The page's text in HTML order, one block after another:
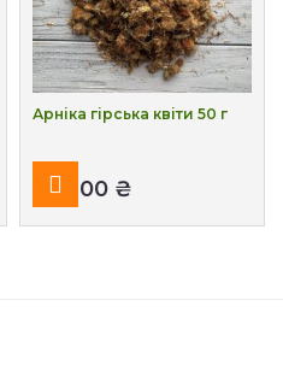
Арніка гірська квіти 50 г
₴